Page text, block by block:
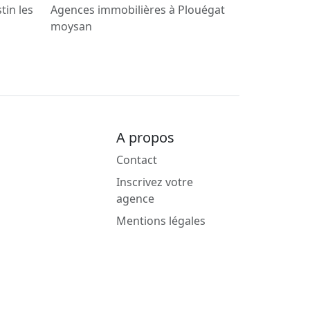
les
Agences immobilières à Plouégat
moysan
A propos
Contact
Inscrivez votre
agence
Mentions légales